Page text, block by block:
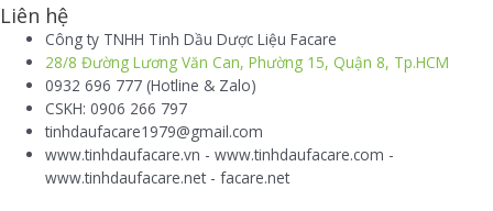
Liên hệ
Công ty TNHH Tinh Dầu Dược Liệu Facare
28/8 Đường Lương Văn Can, Phường 15, Quận 8, Tp.HCM
0932 696 777 (Hotline & Zalo)
CSKH: 0906 266 797
tinhdaufacare1979@gmail.com
www.tinhdaufacare.vn - www.tinhdaufacare.com -
www.tinhdaufacare.net - facare.net